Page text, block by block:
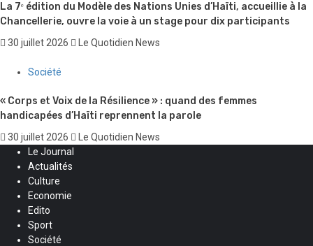
La 7ᵉ édition du Modèle des Nations Unies d’Haïti, accueillie à la
Chancellerie, ouvre la voie à un stage pour dix participants
30 juillet 2026 Le Quotidien News
Société
« Corps et Voix de la Résilience » : quand des femmes
handicapées d’Haïti reprennent la parole
30 juillet 2026
Le Quotidien News
Le Journal
Actualités
Culture
Economie
Edito
Sport
Société